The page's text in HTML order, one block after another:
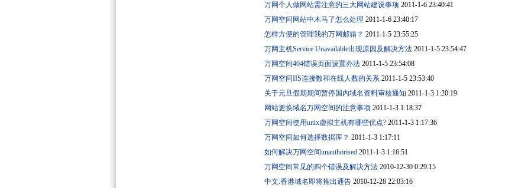
万网个人做网站需注意的三大网站建设事项 2011-1-6 23:40:41
万网空间网站中木马了怎么处理 2011-1-6 23:40:17
怎样方便的管理我的万网邮箱？ 2011-1-5 23:55:25
万网主机Service Unavailable出现原因及解决方法 2011-1-5 23:54:47
万网空间404错误页面设置办法 2011-1-5 23:54:08
万网空间IIS连接数和在线人数的关系 2011-1-5 23:53:40
关于元旦假期期间暂停国内域名资料审核通知 2011-1-3 1:20:19
网站更换域名万网空间的注意事项 2011-1-3 1:18:37
万网空间使用unix虚拟主机有哪些优点? 2011-1-3 1:17:36
万网空间如何选择数据库？ 2011-1-3 1:17:11
如何解决万网空间unauthorised 2011-1-3 1:16:51
万网空间常见的四个错误及解决方法 2010-12-30 0:29:15
中文.香港域名即将推出通告 2010-12-28 22:03:16